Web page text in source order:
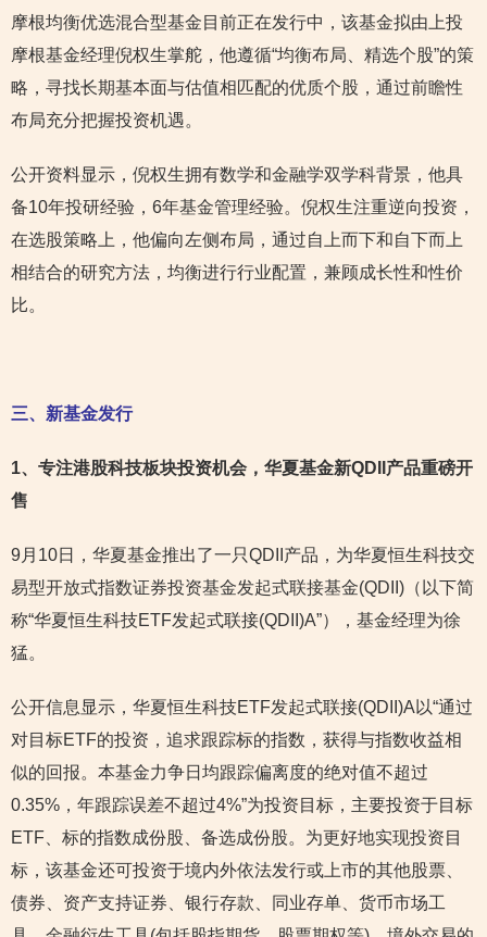
摩根均衡优选混合型基金目前正在发行中，该基金拟由上投
摩根基金经理倪权生掌舵，他遵循“均衡布局、精选个股”的策
略，寻找长期基本面与估值相匹配的优质个股，通过前瞻性
布局充分把握投资机遇。
公开资料显示，倪权生拥有数学和金融学双学科背景，他具
备10年投研经验，6年基金管理经验。倪权生注重逆向投资，
在选股策略上，他偏向左侧布局，通过自上而下和自下而上
相结合的研究方法，均衡进行行业配置，兼顾成长性和性价
比。
三、新基金发行
1、专注港股科技板块投资机会，华夏基金新QDII产品重磅开
售
9月10日，华夏基金推出了一只QDII产品，为华夏恒生科技交
易型开放式指数证券投资基金发起式联接基金(QDII)（以下简
称“华夏恒生科技ETF发起式联接(QDII)A”），基金经理为徐
猛。
公开信息显示，华夏恒生科技ETF发起式联接(QDII)A以“通过
对目标ETF的投资，追求跟踪标的指数，获得与指数收益相
似的回报。本基金力争日均跟踪偏离度的绝对值不超过
0.35%，年跟踪误差不超过4%”为投资目标，主要投资于目标
ETF、标的指数成份股、备选成份股。为更好地实现投资目
标，该基金还可投资于境内外依法发行或上市的其他股票、
债券、资产支持证券、银行存款、同业存单、货币市场工